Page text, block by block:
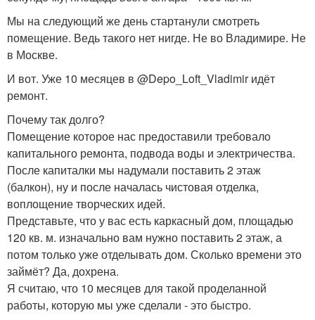
Мы на следующий же день стартанули смотреть
помещение. Ведь такого нет нигде. Не во Владимире. Не
в Москве.
И вот. Уже 10 месяцев в @Depo_Loft_Vladimir идёт
ремонт.
Почему так долго?
Помещение которое нас предоставили требовало
капитального ремонта, подвода воды и электричества.
После капиталки мы надумали поставить 2 этаж
(балкон), ну и после началась чистовая отделка,
воплощение творческих идей.
Представьте, что у вас есть каркасный дом, площадью
120 кв. м. изначально вам нужно поставить 2 этаж, а
потом только уже отделывать дом. Сколько времени это
займёт? Да, дохрена.
Я считаю, что 10 месяцев для такой проделанной
работы, которую мы уже сделали - это быстро.